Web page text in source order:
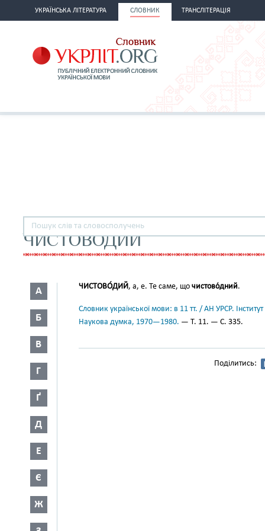
УКРАЇНСЬКА ЛІТЕРАТУРА СЛОВНИК ТРАНСЛІТЕРАЦІЯ
ЧИСТОВОДИЙ
А
Б
В
Г
Ґ
Д
Е
Є
Ж
ЧИСТОВО́ДИЙ, а, е. Те саме, що чистово́дний.
Словник української мови: в 11 тт. / АН УРСР.
Наукова думка, 1970—1980. — Т. 11. — С. 335.
Поділитись: